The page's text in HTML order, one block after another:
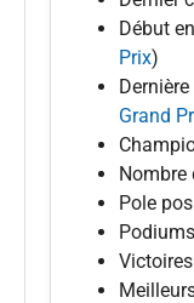
Début
Prix)
Grand
Nombre
Pole